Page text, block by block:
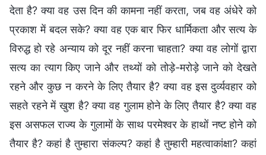
देता है? क्या वह उस दिन की कामना नहीं करता, जब वह अंधेरे को
प्रकाश में बदल सके? क्या वह एक बार फिर धार्मिकता और सत्य के
विरुद्ध हो रहे अन्याय को दूर नहीं करना चाहता? क्या वह लोगों द्वारा
सत्य का त्याग किए जाने और तथ्यों को तोड़े-मरोड़े जाने को देखते
रहने और कुछ न करने के लिए तैयार है? क्या वह इस दुर्व्यवहार को
सहते रहने में खुश है? क्या वह गुलाम होने के लिए तैयार है? क्या वह
इस असफल राज्य के गुलामों के साथ परमेश्वर के हाथों नष्ट होने को
तैयार है? कहां है तुम्हारा संकल्प? कहां है तुम्हारी महत्वाकांक्षा? कहां